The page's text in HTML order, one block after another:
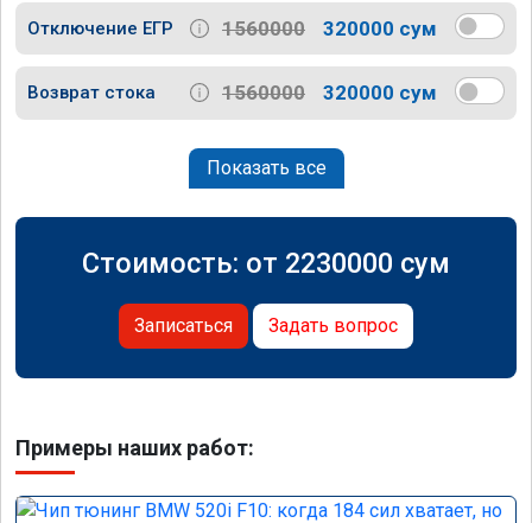
Отключение ЕГР 1560000 320000 сум
Возврат стока 1560000 320000 сум
Показать все
Стоимость: от 2230000 сум
Записаться Задать вопрос
Примеры наших работ: